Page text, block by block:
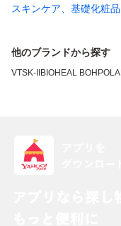
スキンケア、基礎化粧品
他のブランドから探す
VTSK-II BIOHEAL BOH POLA